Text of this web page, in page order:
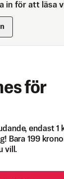
in för att läsa
för
endast 1
Bara 199
vill.